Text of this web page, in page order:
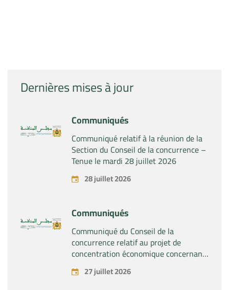
Dernières mises à jour
Communiqués
Communiqué relatif à la réunion de la
Section du Conseil de la concurrence –
Tenue le mardi 28 juillet 2026
28 juillet 2026
Communiqués
Communiqué du Conseil de la
concurrence relatif au projet de
concentration économique concernant
la prise du contrôle exclusif par la
société « Substipharm SAS » des actifs
27 juillet 2026